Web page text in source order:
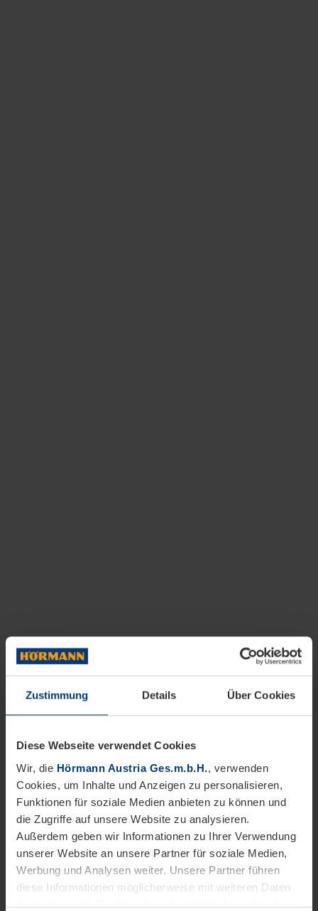
Zustimmung Details Über Cookies
Diese Webseite verwendet Cookies
Wir, die Hörmann Austria Ges.m.b.H., verwenden
Cookies, um Inhalte und Anzeigen zu personalisieren,
Funktionen für soziale Medien anbieten zu können und
die Zugriffe auf unsere Website zu analysieren.
Außerdem geben wir Informationen zu Ihrer Verwendung
unserer Website an unsere Partner für soziale Medien,
Werbung und Analysen weiter. Unsere Partner führen
diese Informationen möglicherweise mit weiteren Daten
zusammen, die Sie ihnen bereitgestellt haben oder die